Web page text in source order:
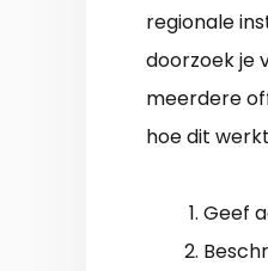
regionale
doorzoek je
meerdere
hoe dit
Geef